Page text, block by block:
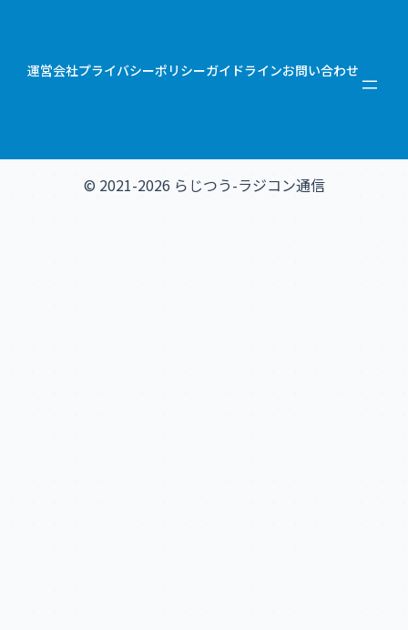
運営会社プライバシーポリシーガイドラインお問い合わせ
© 2021-2026 らじつう-ラジコン通信